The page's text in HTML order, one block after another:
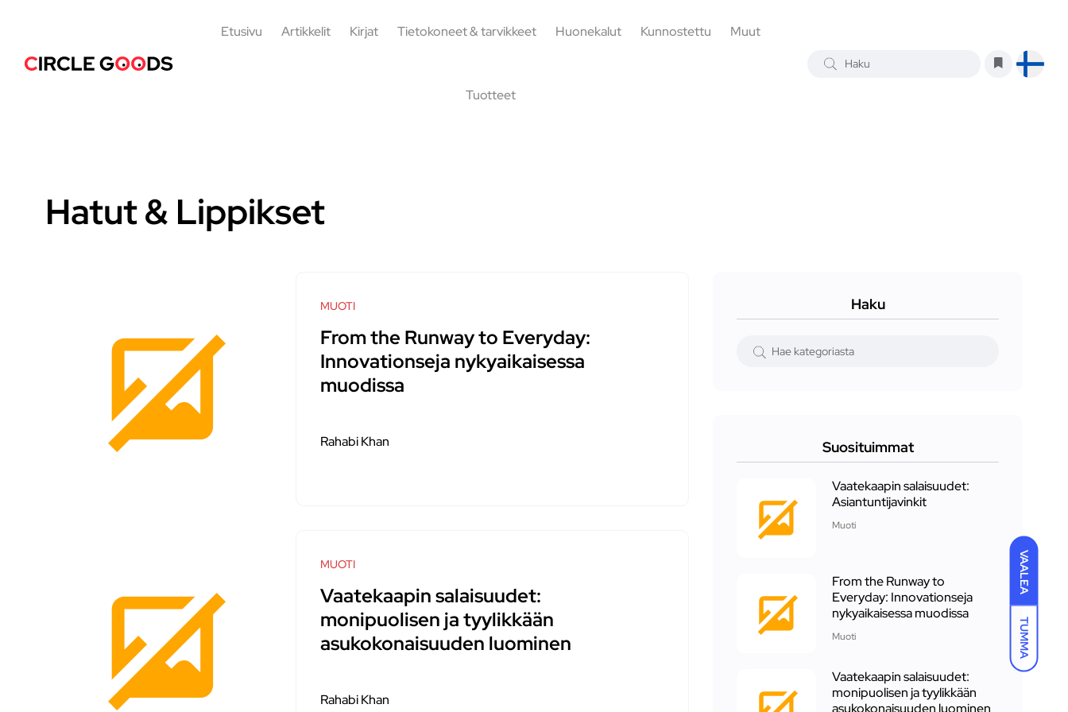
VAALEA
TUMMA
Etusivu Artikkelit Kirjat Tietokoneet & tarvikkeet Huonekalut Kunnostettu Muut
Tuotteet
Hatut & Lippikset
MUOTI
From the Runway to Everyday:
Innovationseja nykyaikaisessa
muodissa
Rahabi Khan
MUOTI
Vaatekaapin salaisuudet:
monipuolisen ja tyylikkään
asukokonaisuuden luominen
Rahabi Khan
Haku
Suosituimmat
Vaatekaapin salaisuudet:
Asiantuntijavinkit
Muoti
From the Runway to
Everyday: Innovationseja
nykyaikaisessa muodissa
Muoti
Vaatekaapin salaisuudet:
monipuolisen ja tyylikkään
asukokonaisuuden luominen